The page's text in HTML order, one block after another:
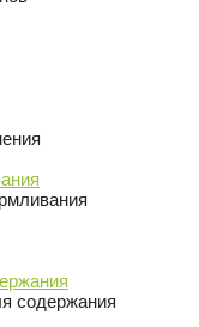
содержания